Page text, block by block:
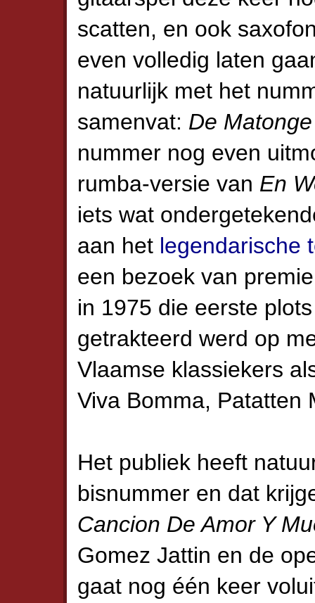
scatten, en ook
even volledig laten
natuurlijk met het
samenvat: De
nummer nog even
rumba-versie van En
iets wat
aan het legendarische
een bezoek van
in 1975 die eerste
getrakteerd werd op
Vlaamse klassiekers
Viva Bomma, Patatten
Het publiek heeft
bisnummer en dat
Cancion De Amor Y
Gomez Jattin en de
gaat nog één keer